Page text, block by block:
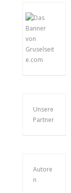
Unsere
Partner
Autore
n